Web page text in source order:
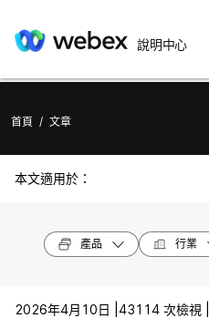
說明中心
首頁 / 文章
本文適用於：
產品 行業
2026年4月10日 | 43114 次檢視 |